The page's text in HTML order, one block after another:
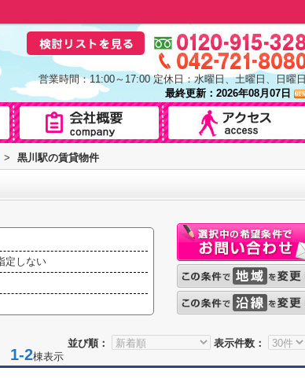
営業時間：11:00～17:00 定休日：水曜日、土曜日、日曜日
最終更新：2026年08月07日
> 黒川駅の賃貸物件
定しない
並び順： 表示件数：
1-2棟表示